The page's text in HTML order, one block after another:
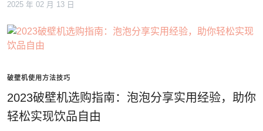
2025 年 02 月 13 日
破壁机使用方法技巧
2023破壁机选购指南：泡泡分享实用经验，助你
轻松实现饮品自由